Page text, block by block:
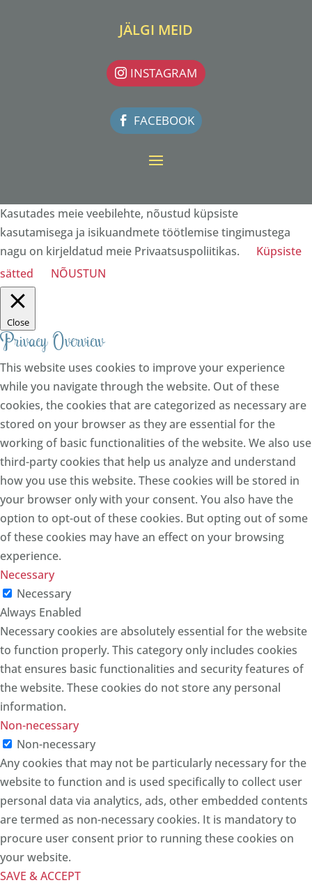
JÄLGI MEID
INSTAGRAM
FACEBOOK
Kasutades meie veebilehte, nõustud küpsiste
kasutamisega ja isikuandmete töötlemise tingimustega
nagu on kirjeldatud meie Privaatsuspoliitikas.
Küpsiste
sätted
NÕUSTUN
Close
Privacy Overview
This website uses cookies to improve your experience
while you navigate through the website. Out of these
cookies, the cookies that are categorized as necessary are
stored on your browser as they are essential for the
working of basic functionalities of the website. We also use
third-party cookies that help us analyze and understand
how you use this website. These cookies will be stored in
your browser only with your consent. You also have the
option to opt-out of these cookies. But opting out of some
of these cookies may have an effect on your browsing
experience.
Necessary
Necessary
Always Enabled
Necessary cookies are absolutely essential for the website
to function properly. This category only includes cookies
that ensures basic functionalities and security features of
the website. These cookies do not store any personal
information.
Non-necessary
Non-necessary
Any cookies that may not be particularly necessary for the
website to function and is used specifically to collect user
personal data via analytics, ads, other embedded contents
are termed as non-necessary cookies. It is mandatory to
procure user consent prior to running these cookies on
your website.
SAVE & ACCEPT